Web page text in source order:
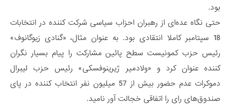
بود.
حتی نگاه عده‌ای از رهبران احزاب سیاسی شرکت کننده در انتخابات
18 سپتامبر کاملا انتقادی بود. به عنوان مثال، «گنادی زیوگانوف»
رئیس حزب کمونیست سطح پائین مشارکت را پیام بسیار نگران
کننده عنوان کرد و «ولادمیر ژیرینوفسکی» رئیس حزب لیبرال
دموکرات عدم حضور بیش از 57 میلیون نفر انتخاب کننده در پای
صندوق‌های رای را اتفاقی خجالت آور نامید.